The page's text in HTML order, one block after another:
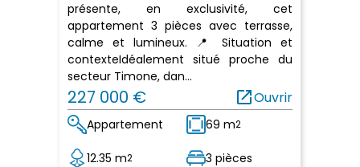
présente, en exclusivité, cet
appartement 3 pièces avec terrasse,
calme et lumineux. 📍 Situation et
contexteIdéalement situé proche du
secteur Timone, dan...
227 000 € open_in_newOuvrir
Appartement 69 m2
12.35 m2 3 pièces